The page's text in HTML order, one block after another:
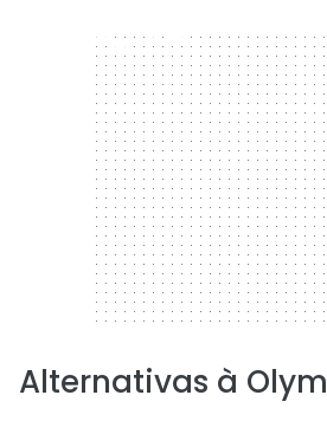
300 x 250
Alternativas à